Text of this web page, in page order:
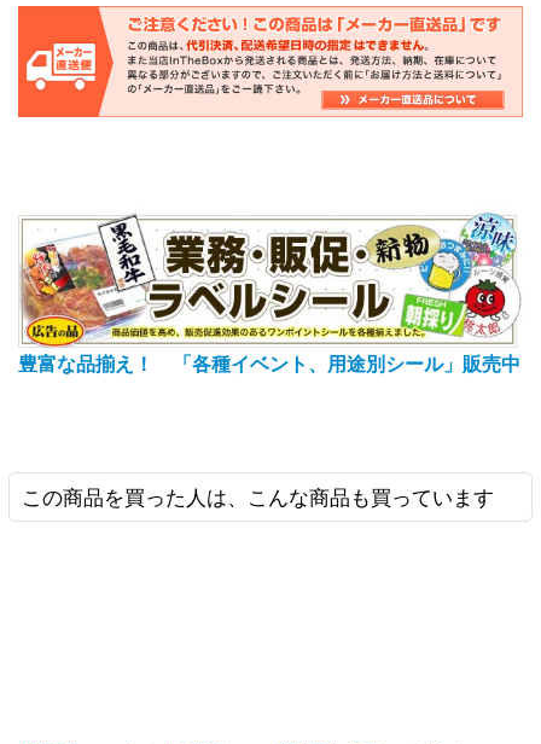
豊富な品揃え！ 「各種イベント、用途別シール」販売中
この商品を買った人は、こんな商品も買っています